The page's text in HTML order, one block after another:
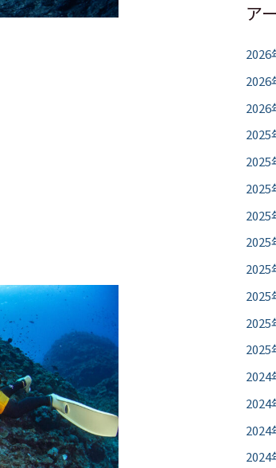
ア
2026
2026
2026
2025
2025
2025
2025
2025
2025
2025
2025
2025
2024
2024
2024
2024